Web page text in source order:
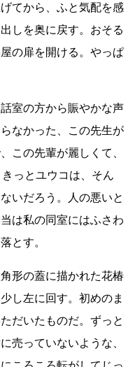
てから、ふと気配を感
しを奥に戻す。おそる
の扉を開ける。やっぱ
室の方から賑やかな声
なかった、この先生が
この先輩が麗しくて、
っとユウコは、そん
いだろう。人の悪いと
は私の同室にはふさわ
とす。
形の蓋に描かれた花椿
し左に回す。初めのま
だいたものだ。ずっと
売っていないような、